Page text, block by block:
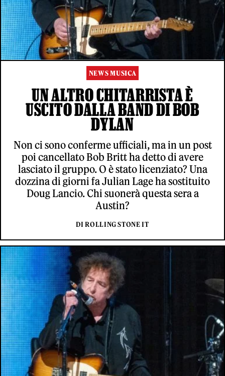
NEWS MUSICA
UN ALTRO CHITARRISTA È
USCITO DALLA BAND DI BOB
DYLAN
Non ci sono conferme ufficiali, ma in un post
poi cancellato Bob Britt ha detto di avere
lasciato il gruppo. O è stato licenziato? Una
dozzina di giorni fa Julian Lage ha sostituito
Doug Lancio. Chi suonerà questa sera a
Austin?
DI ROLLING STONE IT